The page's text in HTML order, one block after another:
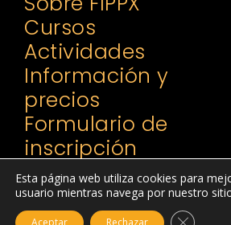
Cursos
Actividades
Información y
precios
Formulario de
inscripción
Contacto
Esta página web utiliza cookies para
usuario mientras navega por nuestro
Aceptar Rechazar Cerrar el